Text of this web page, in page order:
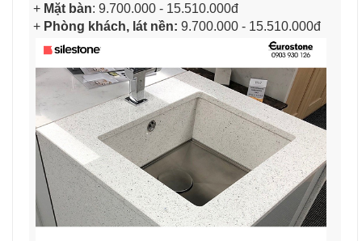
+ Mặt bàn: 9.700.000 - 15.510.000đ
+ Phòng khách, lát nền: 9.700.000 - 15.510.000đ